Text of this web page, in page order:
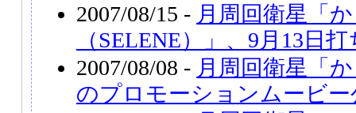
2007/08/15 - 月周回衛星「
（SELENE）」、9月13日
2007/08/08 - 月周回衛星「
のプロモーションムービー